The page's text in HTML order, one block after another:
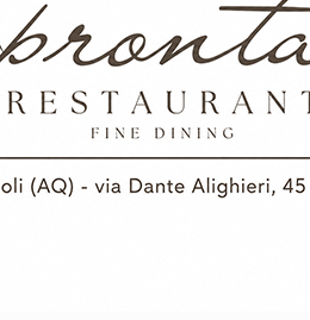
il ristoro delle spese e delle
dentro anni di fatture, consulenze,
attorno a un’opera mai
termolese. E alla fine resta
che continua comunque a
«Questa sentenza
pieno e irrevocabile:
sospesa per due anni in un
è l’affermazione di un principio
e imprese: chi investe, chi
certe e tempestive, non silenzio.
cui abbiamo affrontato ogni